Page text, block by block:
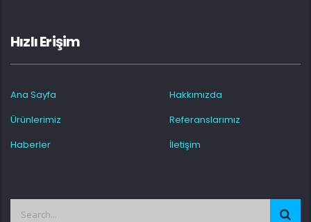
Hızlı Erişim
Ana Sayfa
Hakkımızda
Ürünlerimiz
Referanslarımız
Haberler
İletişim